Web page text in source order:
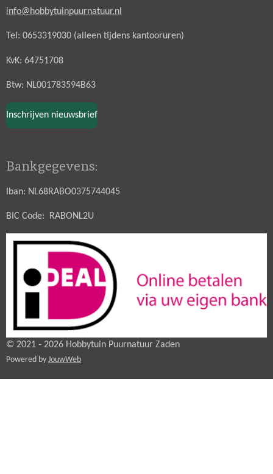
info@hobbytuinpuurnatuur.nl
Tel: 0653319030 (alleen tijdens kantooruren)
KvK: 64751708
Btw: NL001783594B63
Inschrijven nieuwsbrief
Bankgegevens:
Iban: NL68RABO0375744045
BIC Code: RABONL2U
© 2021 - 2026 Hobbytuin Puurnatuur Zaden
Powered by JouwWeb